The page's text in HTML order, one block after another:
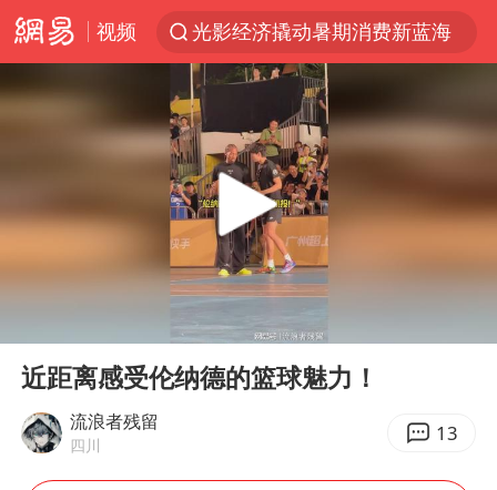
视频
光影经济撬动暑期消费新蓝海
“伊斯兰版北约”出现
“白海豚”最新位置公布
外国游客的“中国游三件套”火了
上海大部迎大暴雨
以军士兵把枪口对准中国记者
白海豚在海上打了个结
Play
近距离感受伦纳德的篮球魅力！
流浪者残留
四川 13